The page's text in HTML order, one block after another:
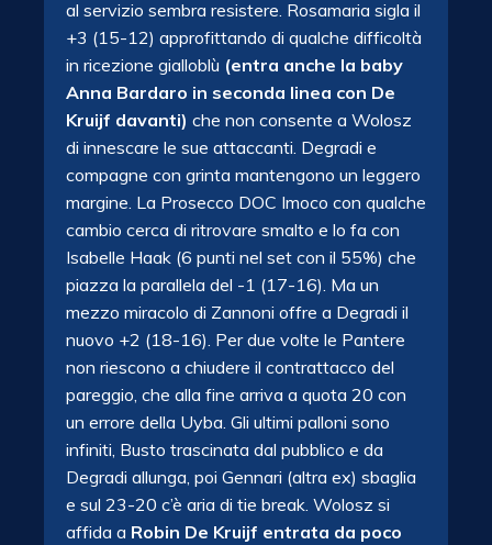
al servizio sembra resistere. Rosamaria sigla il
+3 (15-12) approfittando di qualche difficoltà
in ricezione gialloblù (entra anche la baby
Anna Bardaro in seconda linea con De
Kruijf davanti) che non consente a Wolosz
di innescare le sue attaccanti. Degradi e
compagne con grinta mantengono un leggero
margine. La Prosecco DOC Imoco con qualche
cambio cerca di ritrovare smalto e lo fa con
Isabelle Haak (6 punti nel set con il 55%) che
piazza la parallela del -1 (17-16). Ma un
mezzo miracolo di Zannoni offre a Degradi il
nuovo +2 (18-16). Per due volte le Pantere
non riescono a chiudere il contrattacco del
pareggio, che alla fine arriva a quota 20 con
un errore della Uyba. Gli ultimi palloni sono
infiniti, Busto trascinata dal pubblico e da
Degradi allunga, poi Gennari (altra ex) sbaglia
e sul 23-20 c’è aria di tie break. Wolosz si
affida a Robin De Kruijf entrata da poco